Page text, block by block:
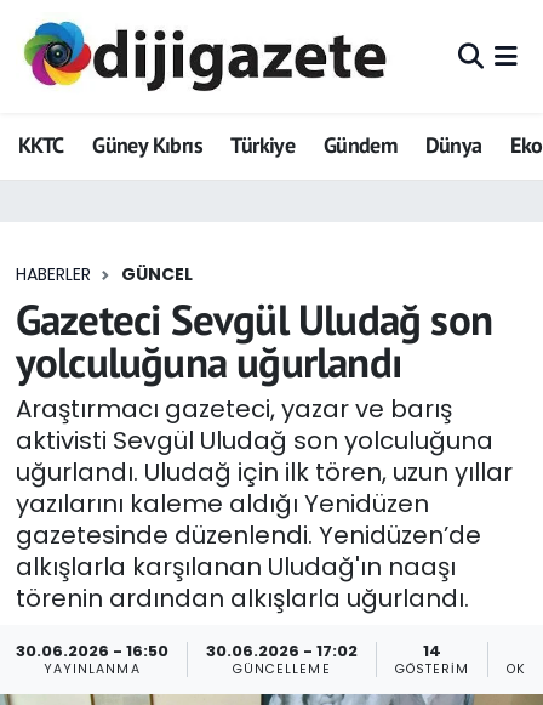
KKTC Güney Kıbrıs Türkiye Gündem Dünya
HABERLER GÜNCEL
Gazeteci Sevgül Uludağ son
yolculuğuna uğurlandı
Araştırmacı gazeteci, yazar ve barış
aktivisti Sevgül Uludağ son yolculuğuna
uğurlandı. Uludağ için ilk tören, uzun yıllar
yazılarını kaleme aldığı Yenidüzen
gazetesinde düzenlendi. Yenidüzen’de
alkışlarla karşılanan Uludağ'ın naaşı
törenin ardından alkışlarla uğurlandı.
30.06.2026 - 16:50
YAYINLANMA
30.06.2026 - 17:02
GÜNCELLEME
14
GÖSTERIM
ADVERTORIAL
Dijigazete
Eğitim
Ekonomi
Foto Galeri
GEZİ
Güncel
Gündem
KKTC
Hava Durumu
Trafik Durumu
Tüm Manşetler
Son Dakika Haberleri
Haber Arşivi